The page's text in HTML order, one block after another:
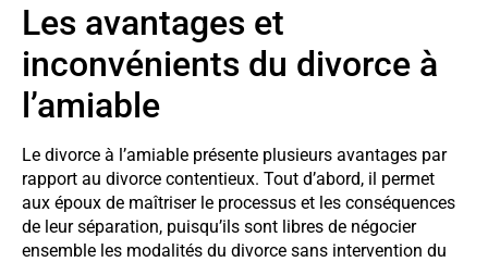
Les avantages et
inconvénients du divorce à
l’amiable
Le divorce à l’amiable présente plusieurs avantages par
rapport au divorce contentieux. Tout d’abord, il permet
aux époux de maîtriser le processus et les conséquences
de leur séparation, puisqu’ils sont libres de négocier
ensemble les modalités du divorce sans intervention du